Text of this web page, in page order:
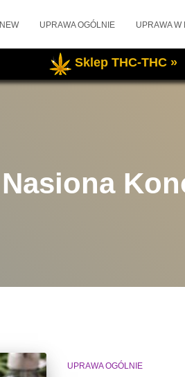
Sklep THC-THC »
NEW UPRAWA OGÓLNIE UPRAWA W
Nasiona
UPRAWA OGÓLNIE